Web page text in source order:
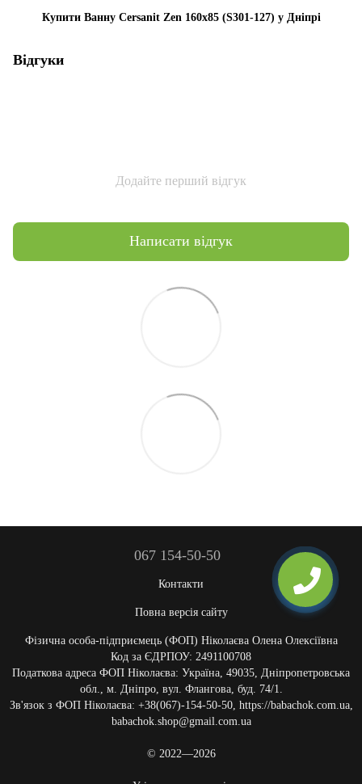
Купити Ванну Cersanit Zen 160x85 (S301-127) у Дніпрі
Відгуки
Додайте перший відгук
Написати відгук
067 154-50-50
Контакти
Повна версія сайту
Фізична особа-підприємець (ФОП) Ніколаєва Олена Олексіївна
Код за ЄДРПОУ: 2491100708
Податкова адреса ФОП Ніколаєва: Україна, 49035, Дніпропетровська
обл., м. Дніпро, вул. Флангова, буд. 74/1.
Зв'язок з ФОП Ніколаєва: +38(067)-154-50-50, https://babachok.com.ua,
babachok.shop@gmail.com.ua
© 2022—2026